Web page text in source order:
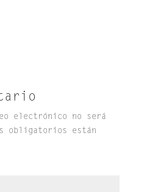
electrónico no será
obligatorios están